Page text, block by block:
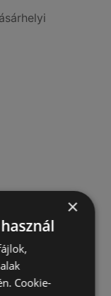
újságjai
×
Cookie-